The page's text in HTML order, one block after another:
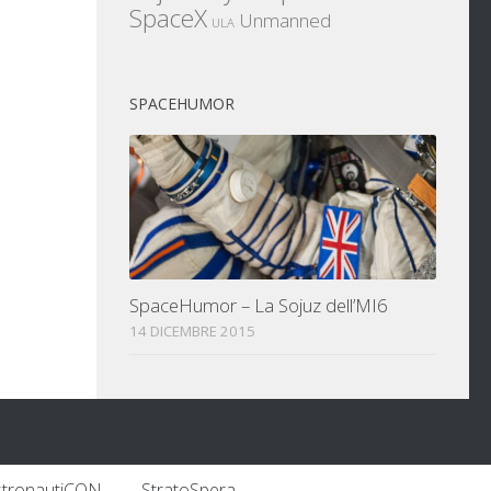
SpaceX ULA Unmanned
SPACEHUMOR
SpaceHumor – La Sojuz dell’MI6
14 DICEMBRE 2015